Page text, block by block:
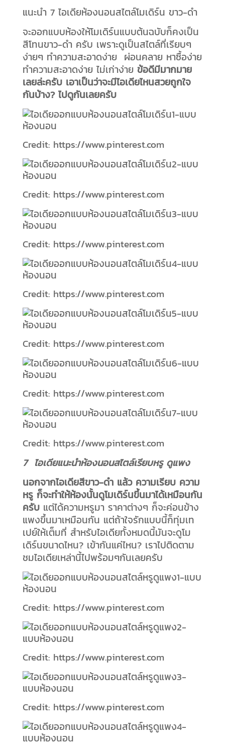
แนะนำ 7 ไอเดียห้องนอนสไตล์โมเดิร์น ขาว-ดำ
จะออกแบบห้องให้โมเดิร์นแบบต้นฉบับก็คงเป็น
สีโทนขาว-ดำ ครับ เพราะดูเป็นสไตล์ที่เรียบๆ
ง่ายๆ ทำความสะอาดง่าย ผ่อนคลาย หาซื้อง่าย
ทำความสะอาดง่าย ไม่เก่าง่าย ข้อดีมีมากมาย
เลยล่ะครับ เอาเป็นว่าจะมีไอเดียไหนสวยถูกใจ
กันบ้าง? ไปดูกันเลยครับ
Credit: https://www.pinterest.com
Credit: https://www.pinterest.com
Credit: https://www.pinterest.com
Credit: https://www.pinterest.com
Credit: https://www.pinterest.com
Credit: https://www.pinterest.com
Credit: https://www.pinterest.com
7 ไอเดียแนะนำห้องนอนสไตล์เรียบหรู ดูแพง
นอกจากไอเดียสีขาว-ดำ แล้ว ความเรียบ ความ
หรู ก็จะทำให้ห้องนั้นดูโมเดิร์นขึ้นมาได้เหมือนกัน
ครับแต่ได้ความหรูมา ราคาต่างๆ ก็จะค่อนข้าง
แพงขึ้นมาเหมือนกัน แต่ถ้าใจรักแบบนี้ก็ทุ่มเท
เปย์ให้เต็มที่ สำหรับไอเดียทั้งหมดนี้มันจะดูโม
เดิร์นขนาดไหน? เข้ากันแค่ไหน? เราไปติดตาม
ชมไอเดียเหล่านี้ไปพร้อมๆกันเลยครับ
Credit: https://www.pinterest.com
Credit: https://www.pinterest.com
Credit: https://www.pinterest.com